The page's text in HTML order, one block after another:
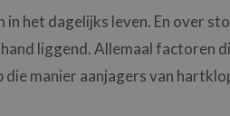
in het dagelijks leven. En over
liggend. Allemaal factoren
manier aanjagers van